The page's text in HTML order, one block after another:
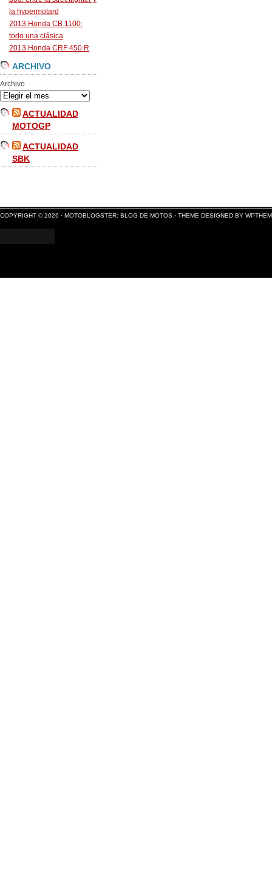
la hypermotard
2013 Honda CB 1100:
todo una clásica
2013 Honda CRF 450 R
ARCHIVO
Archivo
ACTUALIDAD
MOTOGP
ACTUALIDAD
SBK
COPYRIGHT © 2026 · MOTOBLOGSTER: BLOG DE MOTOS · THEME DESIGNED BY